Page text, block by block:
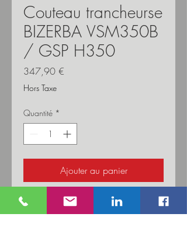
Couteau trancheurse
BIZERBA VSM350B
/ GSP H350
347,90 €
Hors Taxe
Quantité *
Ajouter au panier
Protection du chariot en plastique pour la
trancheuse VSM 350